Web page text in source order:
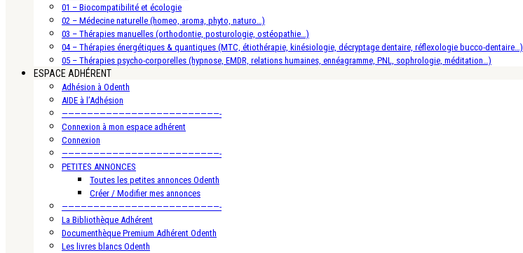
01 – Biocompatibilité et écologie
02 – Médecine naturelle (homeo, aroma, phyto, naturo…)
03 – Thérapies manuelles (orthodontie, posturologie, ostéopathie…)
04 – Thérapies énergétiques & quantiques (MTC, étiothérapie, kinésiologie, décryptage dentaire, réflexologie bucco-dentaire…)
05 – Thérapies psycho-corporelles (hypnose, EMDR, relations humaines, ennéagramme, PNL, sophrologie, méditation…)
ESPACE ADHÉRENT
Adhésion à Odenth
AIDE à l’Adhésion
—————————————————————————-
Connexion à mon espace adhérent
Connexion
—————————————————————————-
PETITES ANNONCES
Toutes les petites annonces Odenth
Créer / Modifier mes annonces
—————————————————————————-
La Bibliothèque Adhérent
Documenthèque Premium Adhérent Odenth
Les livres blancs Odenth